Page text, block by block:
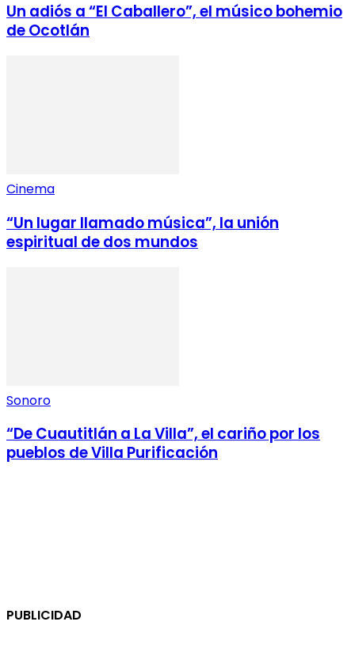
Un adiós a “El Caballero”, el músico bohemio
de Ocotlán
Cinema
“Un lugar llamado música”, la unión
espiritual de dos mundos
Sonoro
“De Cuautitlán a La Villa”, el cariño por los
pueblos de Villa Purificación
PUBLICIDAD